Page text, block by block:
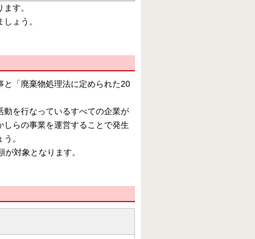
す。
ょう。
と「廃棄物処理法に定められた20
を行なっているすべての企業が
らの事業を運営することで発生
。
対象となります。